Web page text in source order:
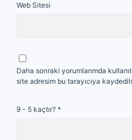
Web Sitesi
Daha sonraki yorumlarımda
site adresim bu tarayıcıya
9 - 5 kaçtır? *